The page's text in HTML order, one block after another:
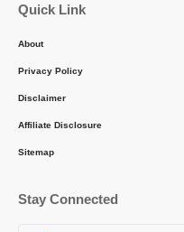
Quick Link
About
Privacy Policy
Disclaimer
Affiliate Disclosure
Sitemap
Stay Connected